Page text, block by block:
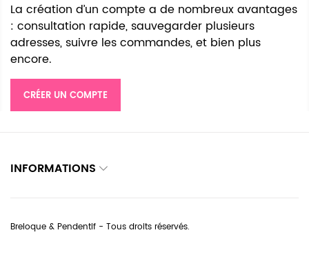
La création d’un compte a de nombreux avantages
: consultation rapide, sauvegarder plusieurs
adresses, suivre les commandes, et bien plus
encore.
CRÉER UN COMPTE
INFORMATIONS
Breloque & Pendentif - Tous droits réservés.